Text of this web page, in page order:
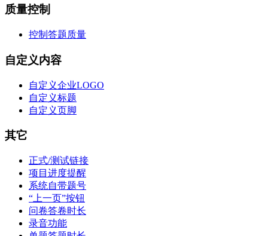
质量控制
控制答题质量
自定义内容
自定义企业LOGO
自定义标题
自定义页脚
其它
正式/测试链接
项目进度提醒
系统自带题号
“上一页”按钮
问卷答卷时长
录音功能